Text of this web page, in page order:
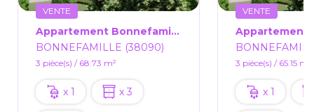
VENTE
Appartement Bonnefamille 3 Pièce(s) 68.73m² + Terrasse De 44.71m²
BONNEFAMILLE (38090)
3 pièce(s) / 68.73 m²
x 1 x 3
VENTE
3 pièce(s) / 65.15 m²
x 1